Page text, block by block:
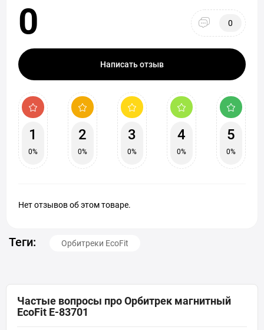
0 0
Написать отзыв
1
0%
2
0%
3
0%
4
0%
5
0%
Нет отзывов об этом товаре.
Теги: Орбитреки EcoFit
Частые вопросы про Орбитрек магнитный
EcoFit E-83701